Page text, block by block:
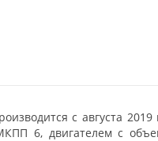
с августа
6, двигателем с